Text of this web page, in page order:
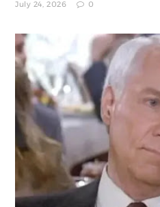
July 24, 2026 0